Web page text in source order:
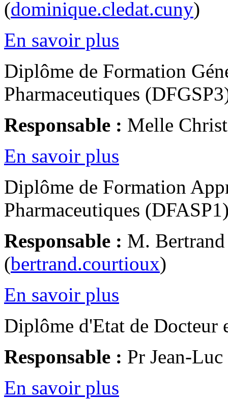
(dominique.cledat.cuny)
En savoir plus
Diplôme de Formation
Pharmaceutiques
Responsable : Melle
En savoir plus
Diplôme de Formation
Pharmaceutiques
Responsable : M.
(bertrand.courtioux)
En savoir plus
Diplôme d'Etat de Docteur
Responsable : Pr Jean-
En savoir plus